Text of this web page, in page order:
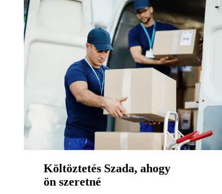
Költöztetés Szada, ahogy
ön szeretné